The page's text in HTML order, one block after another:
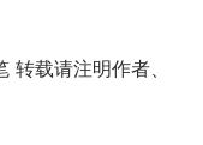
载请注明作者、